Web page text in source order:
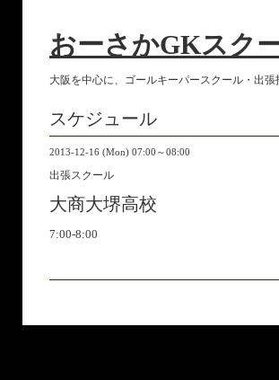
おーさかGKスク
大阪を中心に、ゴールキーパースクール・出張
スケジュール
2013-12-16 (Mon) 07:00～08:00
出張スクール
大商大堺高校
7:00-8:00